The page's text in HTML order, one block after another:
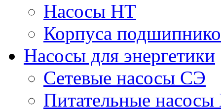
Насосы НТ
Корпуса
Насосы для энергетики
Сетевые насосы СЭ
Питательные